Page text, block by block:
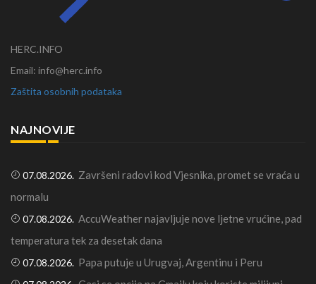
HERC.INFO
Email: info@herc.info
Zaštita osobnih podataka
NAJNOVIJE
07.08.2026. Završeni radovi kod Vjesnika, promet se vraća u
normalu
07.08.2026. AccuWeather najavljuje nove ljetne vrućine, pad
temperatura tek za desetak dana
07.08.2026. Papa putuje u Urugvaj, Argentinu i Peru